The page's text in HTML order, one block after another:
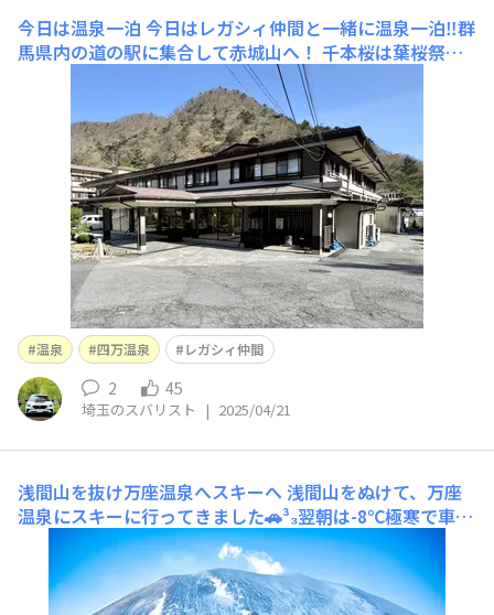
今日は温泉一泊 今日はレガシィ仲間と一緒に温泉一泊‼️群
馬県内の道の駅に集合して赤城山へ！ 千本桜は葉桜祭り
でした でも八重桜は綺麗でした道の駅 ぐりーんふらわー
大胡 の桜 赤城山山頂にて大沼の畔で（レヴォーグ、RAV
4、サンバー）鳥居峠から覚満淵を鳥居峠から栃木・茨城
方面を
温泉 四万温泉 レガシィ仲間
2 45
埼玉のスバリスト | 2025/04/21
浅間山を抜け万座温泉へスキーへ 浅間山をぬけて、万座
温泉にスキーに行ってきました🚗³₃翌朝は-8℃極寒で車に
も雪が少し積もってました❄VABと雪の組み合わせは最高
にかっこいいですね